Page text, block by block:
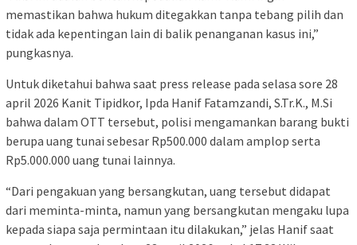
memastikan bahwa hukum ditegakkan tanpa tebang pilih dan
tidak ada kepentingan lain di balik penanganan kasus ini,”
pungkasnya.
Untuk diketahui bahwa saat press release pada selasa sore 28
april 2026 Kanit Tipidkor, Ipda Hanif Fatamzandi, S.Tr.K., M.Si
bahwa dalam OTT tersebut, polisi mengamankan barang bukti
berupa uang tunai sebesar Rp500.000 dalam amplop serta
Rp5.000.000 uang tunai lainnya.
“Dari pengakuan yang bersangkutan, uang tersebut didapat
dari meminta-minta, namun yang bersangkutan mengaku lupa
kepada siapa saja permintaan itu dilakukan,” jelas Hanif saat